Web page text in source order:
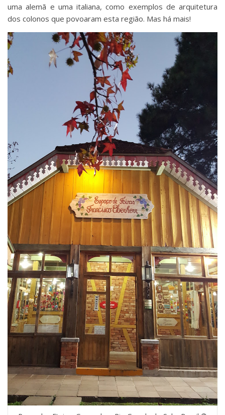
uma alemã e uma italiana, como exemplos de arquitetura
dos colonos que povoaram esta região. Mas há mais!